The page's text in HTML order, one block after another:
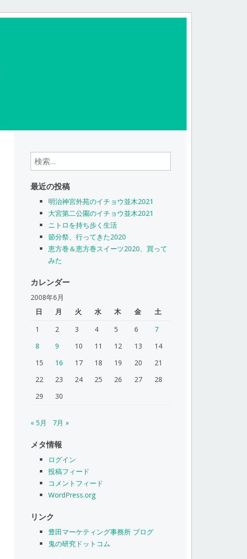
検
索:
最近の投稿
明治神宮外苑のイチョウ並木2021
大宮第二公園のイチョウ並木2021
ニトロを持ち歩く生活
節分祭、行ってきた2020
恵方巻＆恵方巻スイーツ2020、買って
みた
カレンダー
2008年6月
日
月 火 水 木 金
土
1
2 3 4 5 6
7
8
9 10 11 12 13
14
15
16 17 18 19 20
21
22
23 24 25 26 27
28
29
30
« 5月 7月 »
メタ情報
ログイン
投稿フィード
コメントフィード
WordPress.org
リンク
豊田マーケティング事務所 ブログ
鬼の研究ドットコム